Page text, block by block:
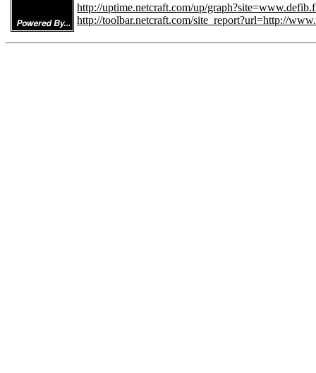
http://uptime.netcraft.com/up/
http://toolbar.netcraft.com/site_report?url=http://